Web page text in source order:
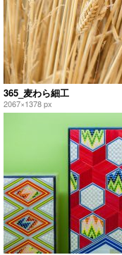
365_麦わら細工
2067×1378 px